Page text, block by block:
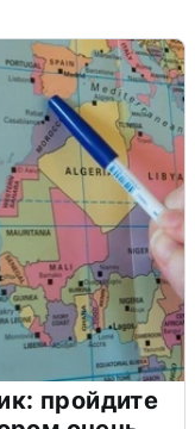
пройдите